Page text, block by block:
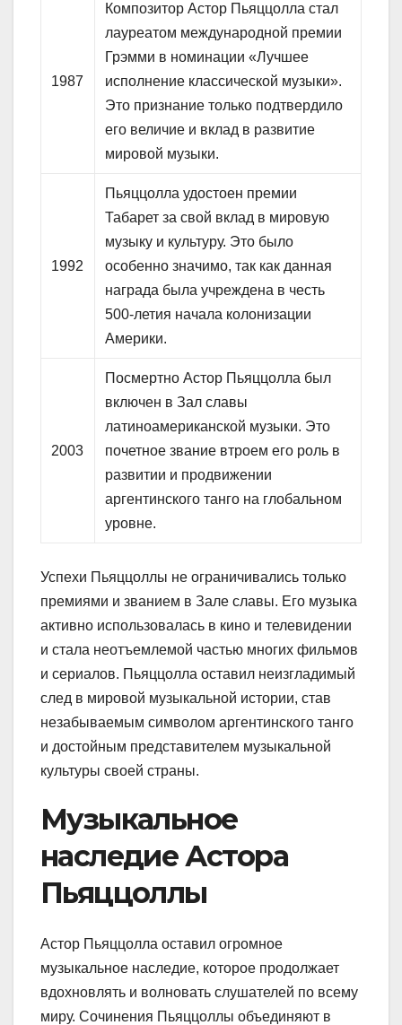
1987
Композитор Астор Пьяццолла стал
лауреатом международной премии
Грэмми в номинации «Лучшее
исполнение классической музыки».
Это признание только подтвердило
его величие и вклад в развитие
мировой музыки.
1992
Пьяццолла удостоен премии
Табарет за свой вклад в мировую
музыку и культуру. Это было
особенно значимо, так как данная
награда была учреждена в честь
500-летия начала колонизации
Америки.
2003
Посмертно Астор Пьяццолла был
включен в Зал славы
латиноамериканской музыки. Это
почетное звание втроем его роль в
развитии и продвижении
аргентинского танго на глобальном
уровне.
Успехи Пьяццоллы не ограничивались только
премиями и званием в Зале славы. Его музыка
активно использовалась в кино и телевидении
и стала неотъемлемой частью многих фильмов
и сериалов. Пьяццолла оставил неизгладимый
след в мировой музыкальной истории, став
незабываемым символом аргентинского танго
и достойным представителем музыкальной
культуры своей страны.
Музыкальное
наследие Астора
Пьяццоллы
Астор Пьяццолла оставил огромное
музыкальное наследие, которое продолжает
вдохновлять и волновать слушателей по всему
миру. Сочинения Пьяццоллы объединяют в